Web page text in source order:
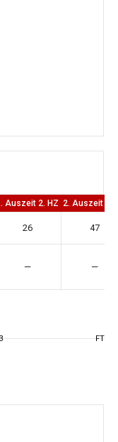
Auszeit 2. HZ 2. Auszeit 2.
26 47
— —
FT